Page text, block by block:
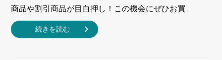
商品や割引商品が目白押し！この機会にぜひお買...
続きを読む